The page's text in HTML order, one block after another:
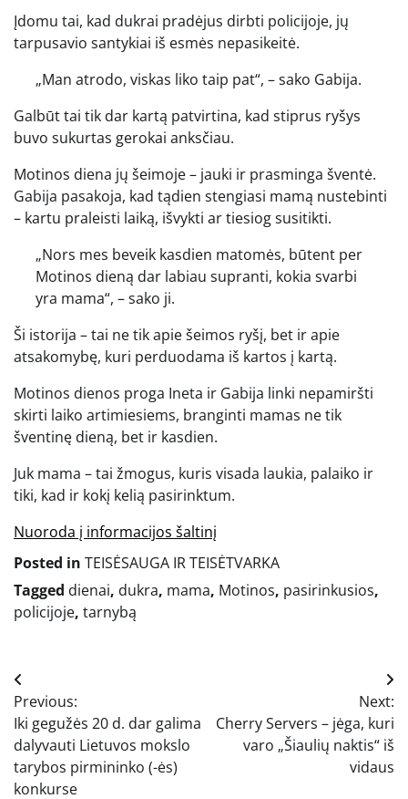
Įdomu tai, kad dukrai pradėjus dirbti policijoje, jų
tarpusavio santykiai iš esmės nepasikeitė.
„Man atrodo, viskas liko taip pat“, – sako Gabija.
Galbūt tai tik dar kartą patvirtina, kad stiprus ryšys
buvo sukurtas gerokai anksčiau.
Motinos diena jų šeimoje – jauki ir prasminga šventė.
Gabija pasakoja, kad tądien stengiasi mamą nustebinti
– kartu praleisti laiką, išvykti ar tiesiog susitikti.
„Nors mes beveik kasdien matomės, būtent per
Motinos dieną dar labiau supranti, kokia svarbi
yra mama“, – sako ji.
Ši istorija – tai ne tik apie šeimos ryšį, bet ir apie
atsakomybę, kuri perduodama iš kartos į kartą.
Motinos dienos proga Ineta ir Gabija linki nepamiršti
skirti laiko artimiesiems, branginti mamas ne tik
šventinę dieną, bet ir kasdien.
Juk mama – tai žmogus, kuris visada laukia, palaiko ir
tiki, kad ir kokį kelią pasirinktum.
Nuoroda į informacijos šaltinį
Posted in TEISĖSAUGA IR TEISĖTVARKA
Tagged dienai, dukra, mama, Motinos, pasirinkusios,
policijoje, tarnybą
Navigacija
tarp
įrašų
Previous:
Iki gegužės 20 d. dar galima
dalyvauti Lietuvos mokslo
tarybos pirmininko (-ės)
konkurse
Next:
Cherry Servers – jėga, kuri
varo „Šiaulių naktis“ iš
vidaus